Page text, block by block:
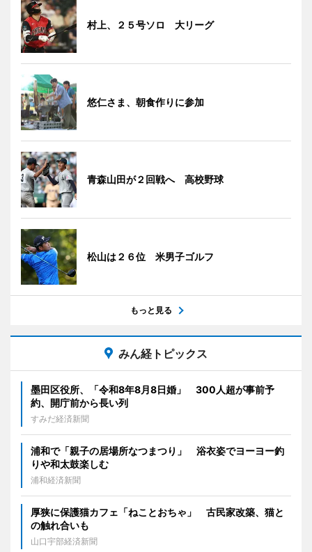
村上、２５号ソロ 大リーグ
悠仁さま、朝食作りに参加
青森山田が２回戦へ 高校野球
松山は２６位 米男子ゴルフ
もっと見る
みん経トピックス
墨田区役所、「令和8年8月8日婚」 300人超が事前予
約、開庁前から長い列
すみだ経済新聞
浦和で「親子の居場所なつまつり」 浴衣姿でヨーヨー釣
りや和太鼓楽しむ
浦和経済新聞
厚狭に保護猫カフェ「ねことおちゃ」 古民家改築、猫と
の触れ合いも
山口宇部経済新聞